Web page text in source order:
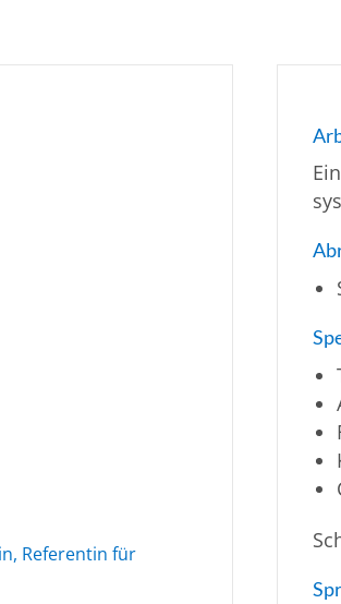
Referentin für